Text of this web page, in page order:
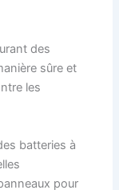
des
sûre et
les
batteries à
pour